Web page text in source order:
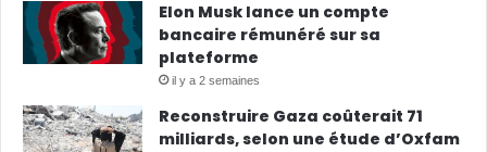
Elon Musk lance un compte
bancaire rémunéré sur sa
plateforme
il y a 2 semaines
Reconstruire Gaza coûterait 71
milliards, selon une étude d’Oxfam